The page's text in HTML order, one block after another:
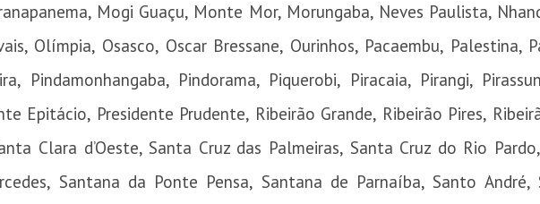
Mogi Guaçu, Monte Mor, Morungaba, Neves Paulista,
Olímpia, Osasco, Oscar Bressane, Ourinhos, Pacaembu, Palestina,
Pindamonhangaba, Pindorama, Piquerobi, Piracaia, Pirangi,
Epitácio, Presidente Prudente, Ribeirão Grande, Ribeirão Pires,
Clara d’Oeste, Santa Cruz das Palmeiras, Santa Cruz do Rio
Santana da Ponte Pensa, Santana de Parnaíba, Santo